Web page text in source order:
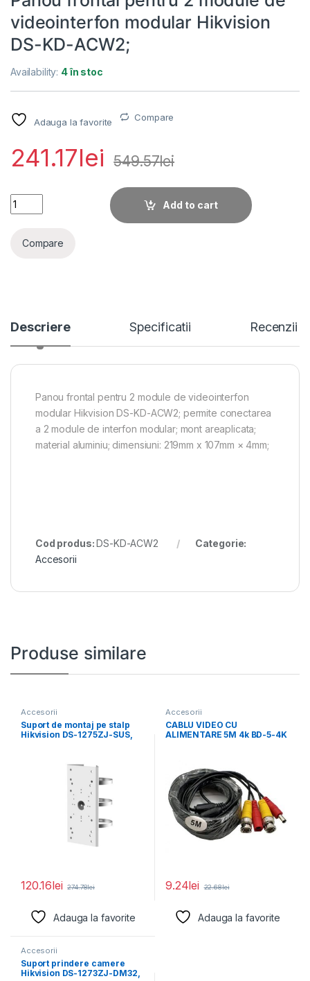
videointerfon modular Hikvision
DS-KD-ACW2;
Availability: 4 în stoc
Adauga la favorite Compare
241.17lei 549.57lei
Panou frontal pentru 2 module de videointerfon modular
Add to cart
Compare
Descriere Specificatii Recenzii
Panou frontal pentru 2 module de videointerfon
modular Hikvision DS-KD-ACW2; permite conectarea
a 2 module de interfon modular; mont areaplicata;
material aluminiu; dimensiuni: 219mm x 107mm × 4mm;
Cod produs: DS-KD-ACW2
Categorie:
Accesorii
Produse similare
Accesorii
Suport de montaj pe stalp
Hikvision DS-1275ZJ-SUS,
120.16lei 274.78lei
Adauga la favorite
Accesorii
CABLU VIDEO CU
ALIMENTARE 5M 4k BD-5-4K
9.24lei 22.68lei
Adauga la favorite
Accesorii
Suport prindere camere
Hikvision DS-1273ZJ-DM32,